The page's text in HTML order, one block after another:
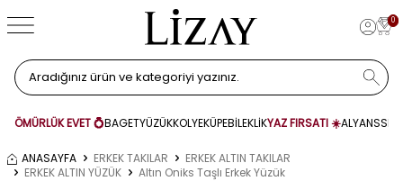
Gün Saat
0
ÖMÜRLÜK EVET 💍BAGETYÜZÜKKOLYEKÜPEBİLEKLİKYAZ FIRSATI ☀️ALYANS
ANASAYFA ERKEK TAKILAR
ERKEK ALTIN TAKILAR
ERKEK ALTIN YÜZÜK
Altın Oniks Taşlı Erkek Yüzük